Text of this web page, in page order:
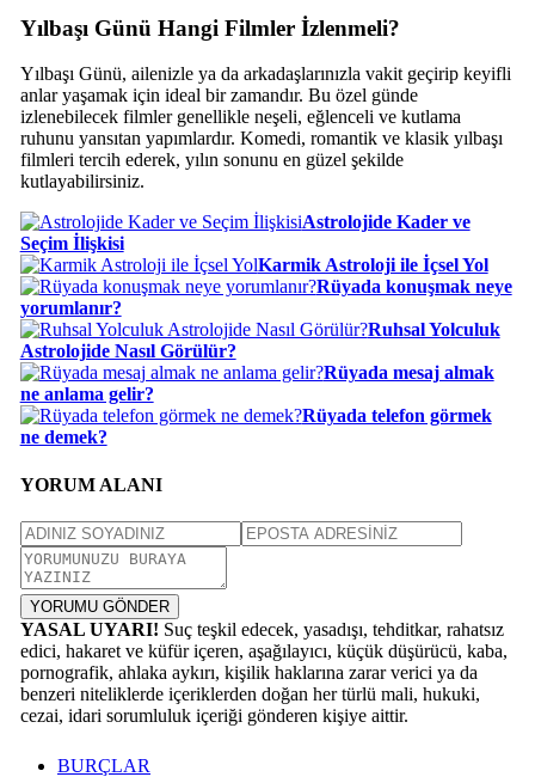
Yılbaşı Günü Hangi Filmler İzlenmeli?
Yılbaşı Günü, ailenizle ya da arkadaşlarınızla vakit geçirip keyifli
anlar yaşamak için ideal bir zamandır. Bu özel günde
izlenebilecek filmler genellikle neşeli, eğlenceli ve kutlama
ruhunu yansıtan yapımlardır. Komedi, romantik ve klasik yılbaşı
filmleri tercih ederek, yılın sonunu en güzel şekilde
kutlayabilirsiniz.
Astrolojide Kader ve
Seçim İlişkisi
Karmik Astroloji ile İçsel Yol
Rüyada konuşmak neye
yorumlanır?
Ruhsal Yolculuk
Astrolojide Nasıl Görülür?
Rüyada mesaj almak
ne anlama gelir?
Rüyada telefon görmek
ne demek?
YORUM ALANI
YORUMU GÖNDER
YASAL UYARI! Suç teşkil edecek, yasadışı, tehditkar, rahatsız
edici, hakaret ve küfür içeren, aşağılayıcı, küçük düşürücü, kaba,
pornografik, ahlaka aykırı, kişilik haklarına zarar verici ya da
benzeri niteliklerde içeriklerden doğan her türlü mali, hukuki,
cezai, idari sorumluluk içeriği gönderen kişiye aittir.
BURÇLAR